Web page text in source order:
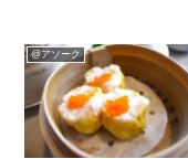
@アソーク